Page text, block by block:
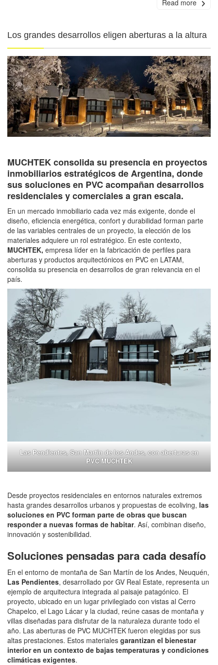
Read more
Los grandes desarrollos eligen aberturas a la altura
MUCHTEK consolida su presencia en proyectos
inmobiliarios estratégicos de Argentina, donde
sus soluciones en PVC acompañan desarrollos
residenciales y comerciales a gran escala.
En un mercado inmobiliario cada vez más exigente, donde el
diseño, eficiencia energética, confort y durabilidad forman parte
de las variables centrales de un proyecto, la elección de los
materiales adquiere un rol estratégico. En este contexto,
MUCHTEK, empresa líder en la fabricación de perfiles para
aberturas y productos arquitectónicos en PVC en LATAM,
consolida su presencia en desarrollos de gran relevancia en el
país.
Las Pendientes, San Martín de los Andes, con aberturas en
PVC MUCHTEK
Desde proyectos residenciales en entornos naturales extremos
hasta grandes desarrollos urbanos y propuestas de ecoliving, las
soluciones en PVC forman parte de obras que buscan
responder a nuevas formas de habitar. Así, combinan diseño,
innovación y sostenibilidad.
Soluciones pensadas para cada desafío
En el entorno de montaña de San Martín de los Andes, Neuquén,
Las Pendientes, desarrollado por GV Real Estate, representa un
ejemplo de arquitectura integrada al paisaje patagónico. El
proyecto, ubicado en un lugar privilegiado con vistas al Cerro
Chapelco, el Lago Lácar y la ciudad, reúne casas de montaña y
villas diseñadas para disfrutar de la naturaleza durante todo el
año. Las aberturas de PVC MUCHTEK fueron elegidas por sus
altas prestaciones. Estos materiales garantizan el bienestar
interior en un contexto de bajas temperaturas y condiciones
climáticas exigentes.